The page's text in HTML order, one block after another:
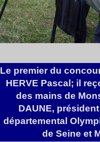
Le premier du
HERVE Pascal; il
des mains de
DAUNE,
départemental
de Seine et